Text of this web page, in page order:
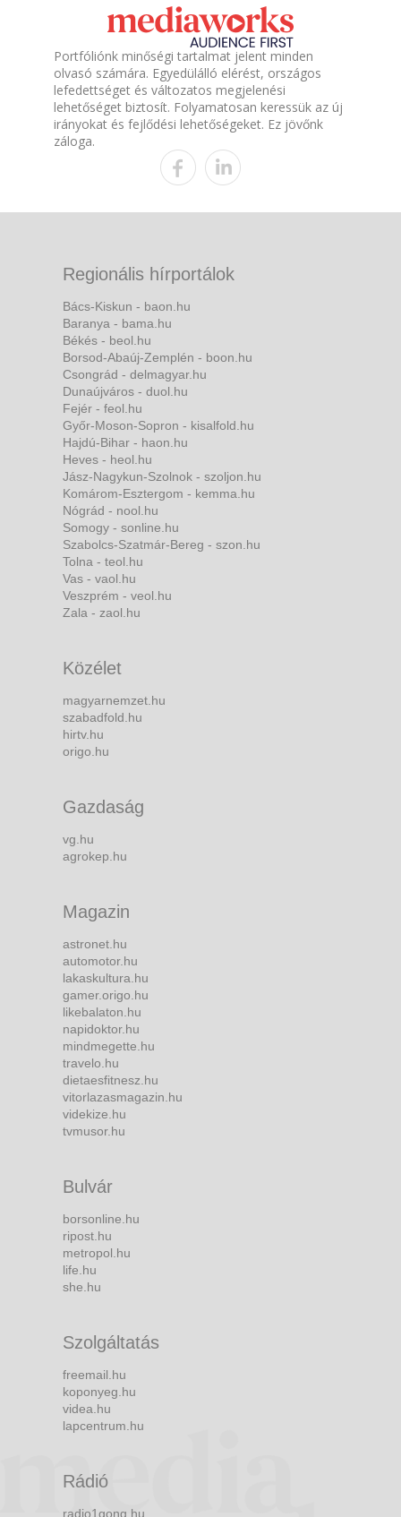
Portfóliónk minőségi tartalmat jelent minden
olvasó számára. Egyedülálló elérést, országos
lefedettséget és változatos megjelenési
lehetőséget biztosít. Folyamatosan keressük az új
irányokat és fejlődési lehetőségeket. Ez jövőnk
záloga.
Regionális hírportálok
Bács-Kiskun - baon.hu
Baranya - bama.hu
Békés - beol.hu
Borsod-Abaúj-Zemplén - boon.hu
Csongrád - delmagyar.hu
Dunaújváros - duol.hu
Fejér - feol.hu
Győr-Moson-Sopron - kisalfold.hu
Hajdú-Bihar - haon.hu
Heves - heol.hu
Jász-Nagykun-Szolnok - szoljon.hu
Komárom-Esztergom - kemma.hu
Nógrád - nool.hu
Somogy - sonline.hu
Szabolcs-Szatmár-Bereg - szon.hu
Tolna - teol.hu
Vas - vaol.hu
Veszprém - veol.hu
Zala - zaol.hu
Közélet
magyarnemzet.hu
szabadfold.hu
hirtv.hu
origo.hu
Gazdaság
vg.hu
agrokep.hu
Magazin
astronet.hu
automotor.hu
lakaskultura.hu
gamer.origo.hu
likebalaton.hu
napidoktor.hu
mindmegette.hu
travelo.hu
dietaesfitnesz.hu
vitorlazasmagazin.hu
videkize.hu
tvmusor.hu
Bulvár
borsonline.hu
ripost.hu
metropol.hu
life.hu
she.hu
Szolgáltatás
freemail.hu
koponyeg.hu
videa.hu
lapcentrum.hu
Rádió
radio1gong.hu